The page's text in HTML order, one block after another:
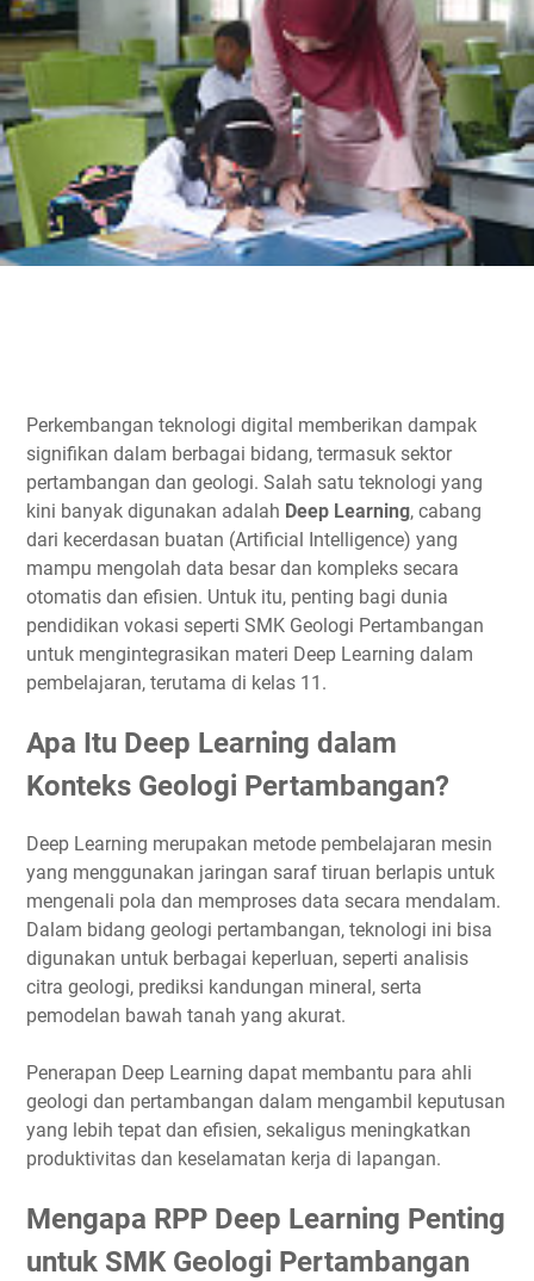
Perkembangan teknologi digital memberikan dampak
signifikan dalam berbagai bidang, termasuk sektor
pertambangan dan geologi. Salah satu teknologi yang
kini banyak digunakan adalah Deep Learning, cabang
dari kecerdasan buatan (Artificial Intelligence) yang
mampu mengolah data besar dan kompleks secara
otomatis dan efisien. Untuk itu, penting bagi dunia
pendidikan vokasi seperti SMK Geologi Pertambangan
untuk mengintegrasikan materi Deep Learning dalam
pembelajaran, terutama di kelas 11.
Apa Itu Deep Learning dalam
Konteks Geologi Pertambangan?
Deep Learning merupakan metode pembelajaran mesin
yang menggunakan jaringan saraf tiruan berlapis untuk
mengenali pola dan memproses data secara mendalam.
Dalam bidang geologi pertambangan, teknologi ini bisa
digunakan untuk berbagai keperluan, seperti analisis
citra geologi, prediksi kandungan mineral, serta
pemodelan bawah tanah yang akurat.
Penerapan Deep Learning dapat membantu para ahli
geologi dan pertambangan dalam mengambil keputusan
yang lebih tepat dan efisien, sekaligus meningkatkan
produktivitas dan keselamatan kerja di lapangan.
Mengapa RPP Deep Learning Penting
untuk SMK Geologi Pertambangan